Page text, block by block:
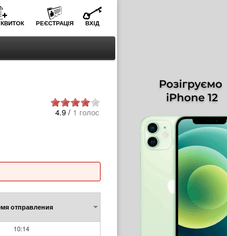
РЕЄСТРАЦІЯ ВХІД
4.9 / 1 голос
отправления
10:14